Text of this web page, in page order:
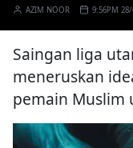
AZIM NOOR 9:56PM
Saingan liga
meneruskan
pemain Muslim